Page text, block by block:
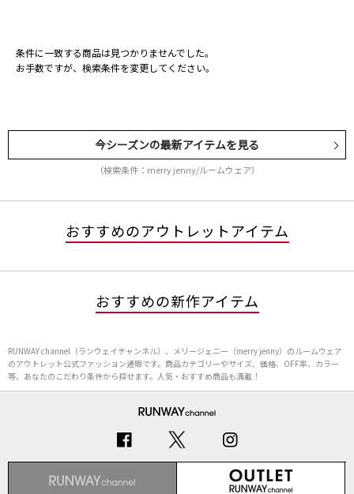
条件に一致する商品は見つかりませんでした。
お手数ですが、検索条件を変更してください。
今シーズンの最新アイテムを見る
（検索条件：merry jenny/ルームウェア）
おすすめのアウトレットアイテム
おすすめの新作アイテム
RUNWAY channel（ランウェイチャンネル）、メリージェニー（merry jenny）のルームウェア
のアウトレット公式ファッション通販です。商品カテゴリーやサイズ、価格、OFF率、カラー
等、あなたのこだわり条件から探せます。人気・おすすめ商品も満載！